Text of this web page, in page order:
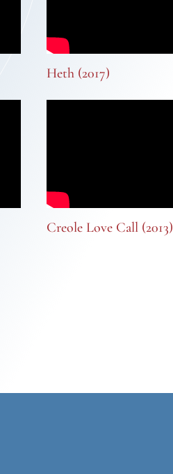
Heth (2017)
Creole Love Call (2013)